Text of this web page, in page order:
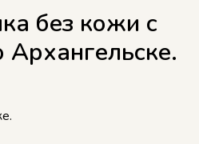
без кожи с
Архангельске.